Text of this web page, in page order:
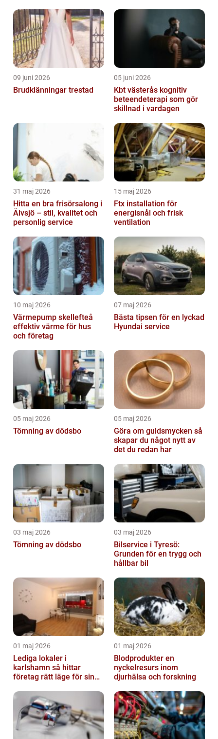
09 juni 2026
Brudklänningar trestad
05 juni 2026
Kbt västerås kognitiv
beteendeterapi som gör
skillnad i vardagen
31 maj 2026
Hitta en bra frisörsalong i
Älvsjö – stil, kvalitet och
personlig service
15 maj 2026
Ftx installation för
energisnål och frisk
ventilation
10 maj 2026
Värmepump skellefteå
effektiv värme för hus
och företag
07 maj 2026
Bästa tipsen för en lyckad
Hyundai service
05 maj 2026
Tömning av dödsbo
05 maj 2026
Göra om guldsmycken så
skapar du något nytt av
det du redan har
03 maj 2026
Tömning av dödsbo
03 maj 2026
Bilservice i Tyresö:
Grunden för en trygg och
hållbar bil
01 maj 2026
Lediga lokaler i
karlshamn så hittar
företag rätt läge för sin
01 maj 2026
Blodprodukter en
nyckelresurs inom
djurhälsa och forskning